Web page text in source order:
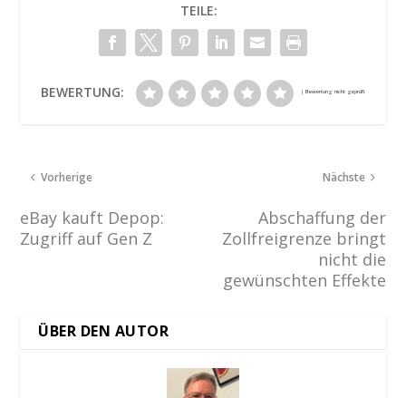
TEILE:
BEWERTUNG:
Vorherige
eBay kauft Depop:
Zugriff auf Gen Z
Nächste
Abschaffung der
Zollfreigrenze bringt
nicht die
gewünschten Effekte
ÜBER DEN AUTOR